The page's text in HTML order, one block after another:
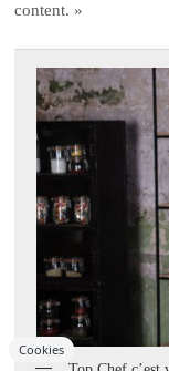
content. »
Cookies